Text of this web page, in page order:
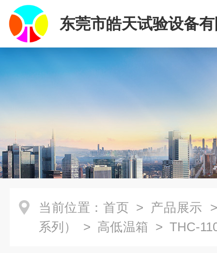
东莞市皓天试验设备
当前位置： 首页 > 产品展示
系列）
> 高低温箱 > THC-